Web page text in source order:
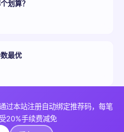
划算？
最优
过本站注册自动绑定推荐码，每笔
20%手续费减免